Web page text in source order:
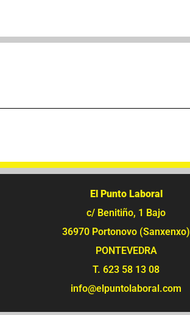
El Punto Laboral
c/ Benitiño, 1 Bajo
36970 Portonovo (Sanxenxo)
PONTEVEDRA
T. 623 58 13 08
info@elpuntolaboral.com